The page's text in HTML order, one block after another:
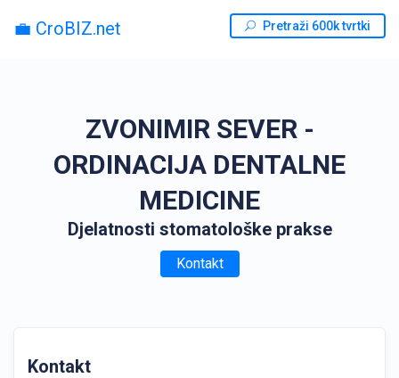
💼 CroBIZ.net Pretraži 600k tvrtki
ZVONIMIR SEVER -
ORDINACIJA DENTALNE
MEDICINE
Djelatnosti stomatološke prakse
Kontakt
Kontakt